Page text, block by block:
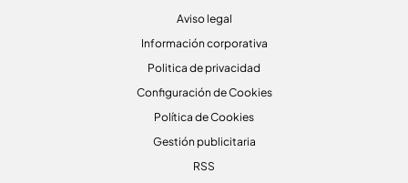
Aviso legal
Información corporativa
Politica de privacidad
Configuración de Cookies
Política de Cookies
Gestión publicitaria
RSS